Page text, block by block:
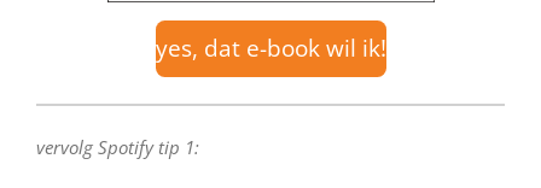
yes, dat e-book wil ik!
vervolg Spotify tip 1: